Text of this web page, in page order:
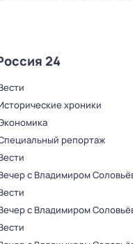
24
хроники
репортаж
с Владимиром
с Владимиром